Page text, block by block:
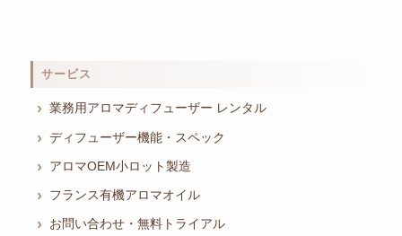
サービス
業務用アロマディフューザー レンタル
ディフューザー機能・スペック
アロマOEM小ロット製造
フランス有機アロマオイル
お問い合わせ・無料トライアル